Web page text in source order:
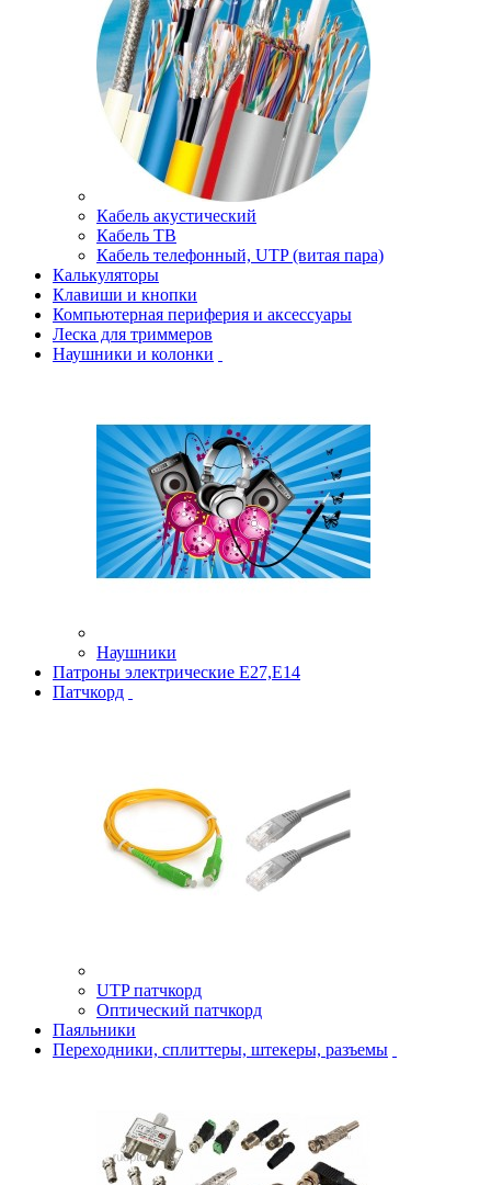
Кабель акустический
Кабель ТВ
Кабель телефонный, UTP (витая пара)
Калькуляторы
Клавиши и кнопки
Компьютерная периферия и аксессуары
Леска для триммеров
Наушники и колонки
Наушники
Патроны электрические Е27,Е14
Патчкорд
UTP патчкорд
Оптический патчкорд
Паяльники
Переходники, сплиттеры, штекеры, разъемы